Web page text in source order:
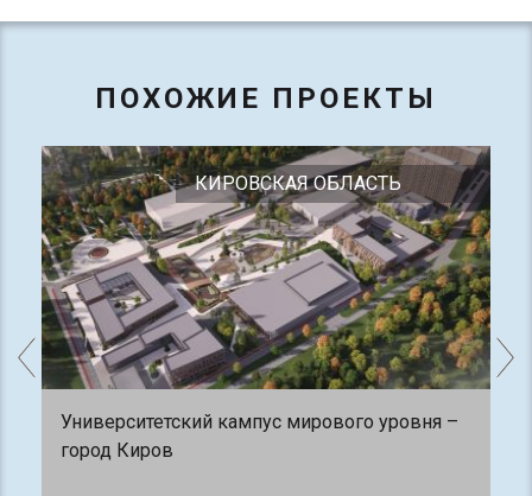
ПОХОЖИЕ ПРОЕКТЫ
КИРОВСКАЯ ОБЛАСТЬ
Университетский кампус мирового уровня –
город Киров